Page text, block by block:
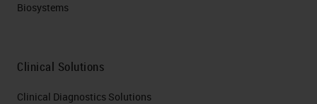
Biosystems
Clinical Solutions
Clinical Diagnostics Solutions